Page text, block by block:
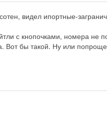
видел ипортные-
с кнопочками, номера не
бы такой. Ну или